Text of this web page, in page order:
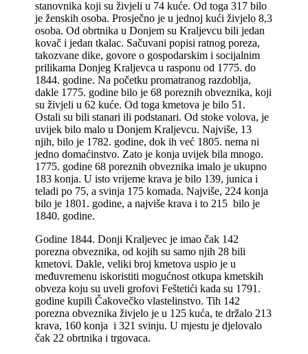
stanovnika koji su živjeli u 74 kuće. Od toga 317 bilo
je ženskih osoba. Prosječno je u jednoj kući živjelo 8,3
osoba. Od obrtnika u Donjem su Kraljevcu bili jedan
kovač i jedan tkalac. Sačuvani popisi ratnog poreza,
takozvane dike, govore o gospodarskim i socijalnim
prilikama Donjeg Kraljevca u rasponu od 1775. do
1844. godine. Na početku promatranog razdoblja,
dakle 1775. godine bilo je 68 poreznih obveznika, koji
su živjeli u 62 kuće. Od toga kmetova je bilo 51.
Ostali su bili stanari ili podstanari. Od stoke volova, je
uvijek bilo malo u Donjem Kraljevcu. Najviše, 13
njih, bilo je 1782. godine, dok ih već 1805. nema ni
jedno domaćinstvo. Zato je konja uvijek bila mnogo.
1775. godine 68 poreznih obveznika imalo je ukupno
183 konja. U isto vrijeme krava je bilo 139, junica i
teladi po 75, a svinja 175 komada. Najviše, 224 konja
bilo je 1801. godine, a najviše krava i to 215 bilo je
1840. godine.
Godine 1844. Donji Kraljevec je imao čak 142
porezna obveznika, od kojih su samo njih 28 bili
kmetovi. Dakle, veliki broj kmetova uspio je u
međuvremenu iskoristiti mogućnost otkupa kmetskih
obveza koju su uveli grofovi Feštetići kada su 1791.
godine kupili Čakovečko vlastelinstvo. Tih 142
porezna obveznika živjelo je u 125 kuća, te držalo 213
krava, 160 konja i 321 svinju. U mjestu je djelovalo
čak 22 obrtnika i trgovaca.